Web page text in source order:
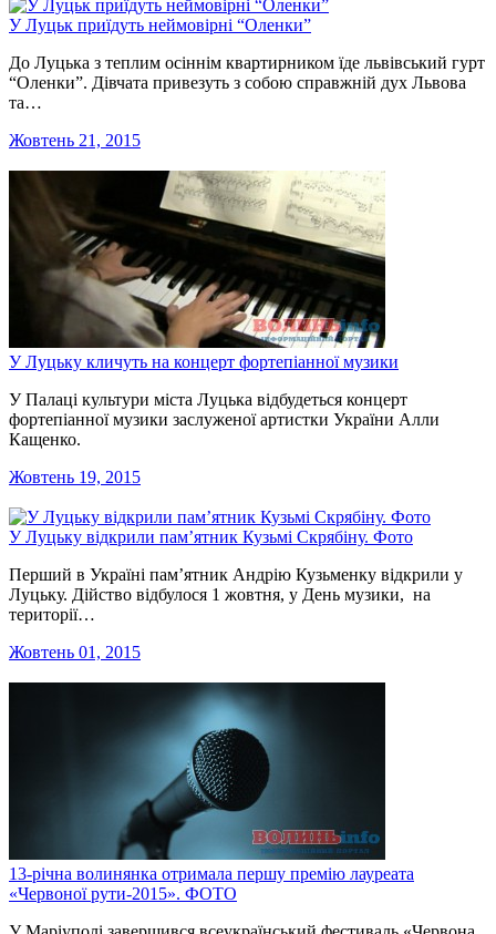
У Луцьк приїдуть неймовірні “Оленки”
До Луцька з теплим осіннім квартирником їде львівський гурт
“Оленки”. Дівчата привезуть з собою справжній дух Львова
та…
Жовтень 21, 2015
У Луцьку кличуть на концерт фортепіанної музики
У Палаці культури міста Луцька відбудеться концерт
фортепіанної музики заслуженої артистки України Алли
Кащенко.
Жовтень 19, 2015
У Луцьку відкрили пам’ятник Кузьмі Скрябіну. Фото
Перший в Україні пам’ятник Андрію Кузьменку відкрили у
Луцьку. Дійство відбулося 1 жовтня, у День музики, на
території…
Жовтень 01, 2015
13-річна волинянка отримала першу премію лауреата
«Червоної рути-2015». ФОТО